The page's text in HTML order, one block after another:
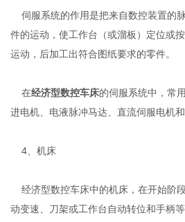
伺服系统的作用是把来自数控装置的
件的运动，使工作台（或溜板）定位或
运动，后加工出符合图纸要求的零件。
在经济型数控车床的伺服系统中，常
进电机、电液脉冲马达、直流伺服电机和
4、机床
经济型数控车床中的机床，在开始阶
动变速、刀架或工作台自动转位和手柄